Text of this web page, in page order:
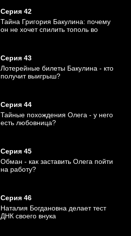
Серия 42
Тайна Григория Бакулина: почему
он не хочет спилить тополь во
Серия 43
Лотерейные билеты Бакулина - кто
получит выигрыш?
Серия 44
Тайные похождения Олега - у него
есть любовница?
Серия 45
Обман - как заставить Олега пойти
на работу?
Серия 46
Наталия Богдановна делает тест
ДНК своего внука